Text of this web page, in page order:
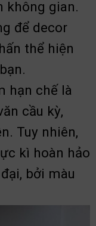
không gian.
để decor
thể hiện
hạn chế là
cầu kỳ,
Tuy nhiên,
kì hoàn hảo
bởi màu